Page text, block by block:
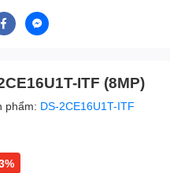
ITF (8MP)
phẩm: DS-2CE16U1T-ITF